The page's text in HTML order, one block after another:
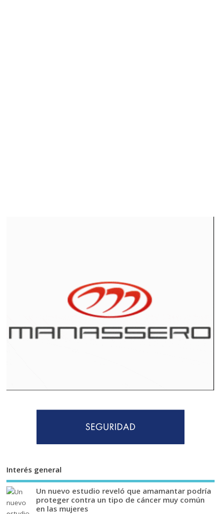
Interés general
Un nuevo estudio reveló que amamantar podría
proteger contra un tipo de cáncer muy común
en las mujeres